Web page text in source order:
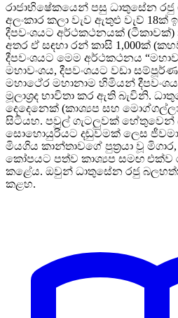
රාජාභිෂේකයෙන් පසු ධාතුසේන
අලංකාර කලා වැව ඇතුළු වැව් 18ක්
දීපවංශයට අර්ථකථනයක්
අතර ඒ සඳහා රන් කාසි 1,000ක්
දීපවංශයට මෙම අර්ථකථනය
මහාවංශය, දීපවංශයට වඩා
මහාථේර මහානාම හිමියන්
මූලාශ්‍රද භාවිතා කර ඇති බැවිනි.
දෙදෙනෙක් (කාශ්‍යප සහ
සිටියහ. පවුල් ගැටලුවක් හේතුවෙන්
සොහොයුරියට දඬුවමක් ලෙස
මියගිය කාන්තාවගේ පුත්‍රයා වූ
කෝපයට පත්ව කාශ්‍යප සමඟ එක්ව
කළේය. ඔවුන් ධාතුසේන රජු
කළහ.